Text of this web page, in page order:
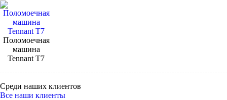
Поломоечная
машина
Tennant Т7
Среди наших клиентов
Все наши клиенты